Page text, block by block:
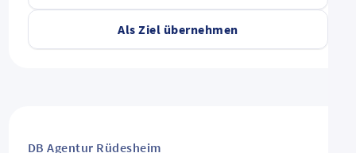
Als Ziel übernehmen
DB Agentur Rüdesheim